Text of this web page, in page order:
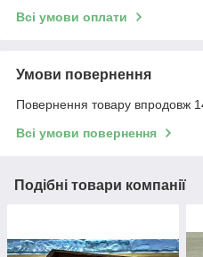
Всі умови оплати
Умови повернення
Повернення товару впродовж
Всі умови повернення
Подібні товари компанії